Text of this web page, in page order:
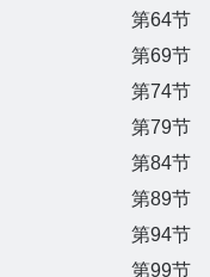
第64节
第69节
第74节
第79节
第84节
第89节
第94节
第99节